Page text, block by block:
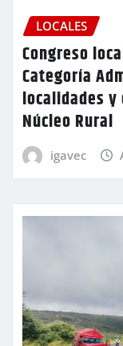
LOCALES
Congreso
Categoría
localidades
Núcleo Rural
igavec